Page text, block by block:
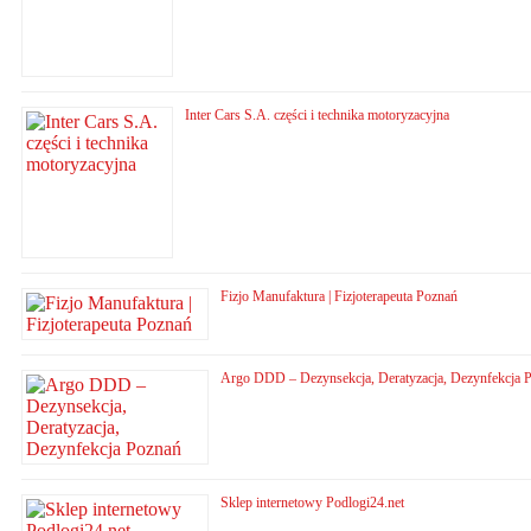
Inter Cars S.A. części i technika motoryzacyjna
Fizjo Manufaktura | Fizjoterapeuta Poznań
Argo DDD – Dezynsekcja, Deratyzacja, Dezynfekcja
Sklep internetowy Podlogi24.net